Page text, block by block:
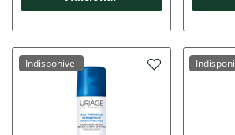
Indisponível